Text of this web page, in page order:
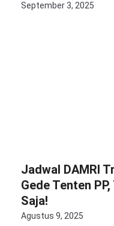
September 3, 2025
Jadwal DAMRI
Gede Tenten
Saja!
Agustus 9, 2025